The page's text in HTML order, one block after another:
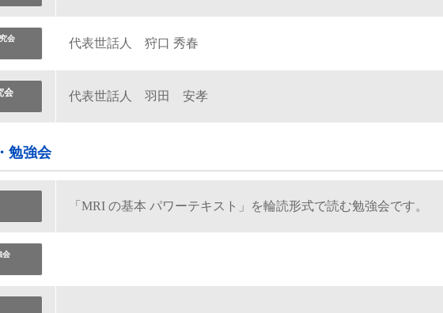
会 代表世話人 狩口 秀春
会 代表世話人 羽田 安孝
勉強会
「MRI の基本 パワーテキスト」を輪読形式で読む勉強会です。
会